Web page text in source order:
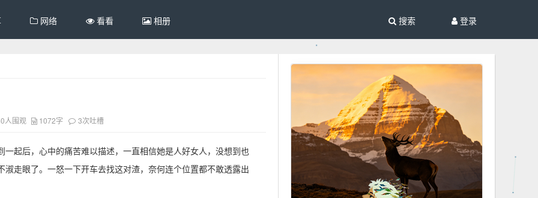
网络 看看 相册 登录
搜索
人围观 1072字 3次吐槽
起后，心中的痛苦难以描述，一直相信她是人好女人，没想到也
走眼了。一怒一下开车去找这对渣，奈何连个位置都不敢透露出